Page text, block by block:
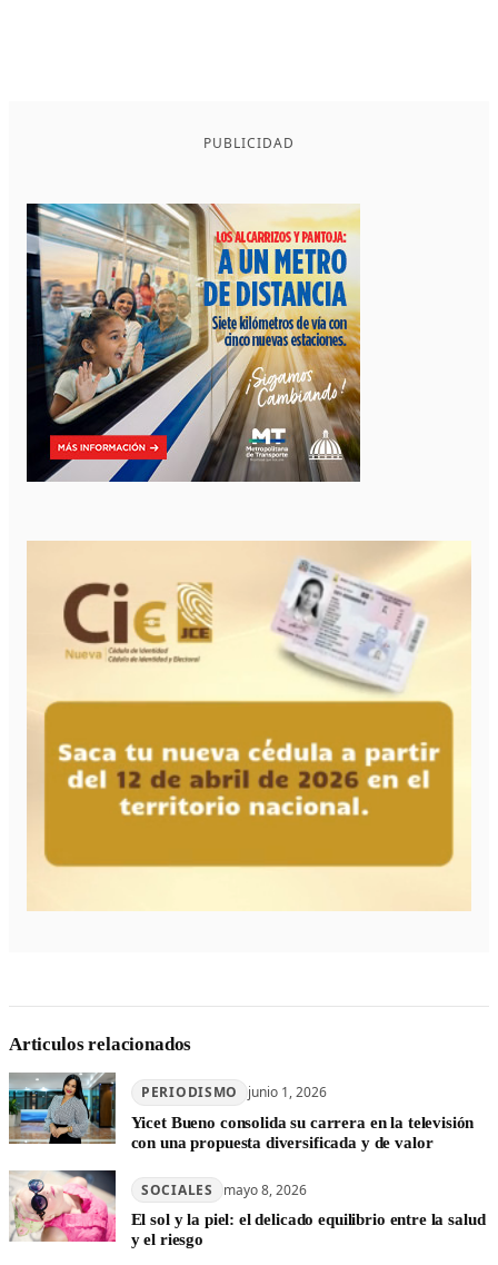
PUBLICIDAD
Articulos relacionados
PERIODISMO junio 1, 2026
Yicet Bueno consolida su carrera en la televisión
con una propuesta diversificada y de valor
SOCIALES mayo 8, 2026
El sol y la piel: el delicado equilibrio entre la salud
y el riesgo